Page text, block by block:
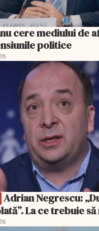
cere mediului de
politice
La ce trebuie